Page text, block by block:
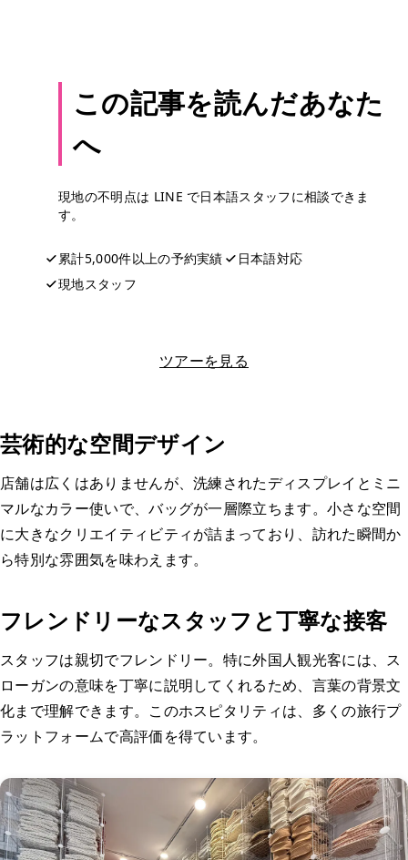
この記事を読んだあなた
へ
現地の不明点は LINE で日本語スタッフに相談できま
す。
累計5,000件以上の予約実績
日本語対応
現地スタッフ
ツアーを見る
芸術的な空間デザイン
店舗は広くはありませんが、洗練されたディスプレイとミニ
マルなカラー使いで、バッグが一層際立ちます。小さな空間
に大きなクリエイティビティが詰まっており、訪れた瞬間か
ら特別な雰囲気を味わえます。
フレンドリーなスタッフと丁寧な接客
スタッフは親切でフレンドリー。特に外国人観光客には、ス
ローガンの意味を丁寧に説明してくれるため、言葉の背景文
化まで理解できます。このホスピタリティは、多くの旅行プ
ラットフォームで高評価を得ています。